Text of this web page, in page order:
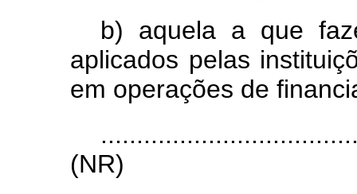
b) aquela a que
aplicados pelas
em operações de
(NR)